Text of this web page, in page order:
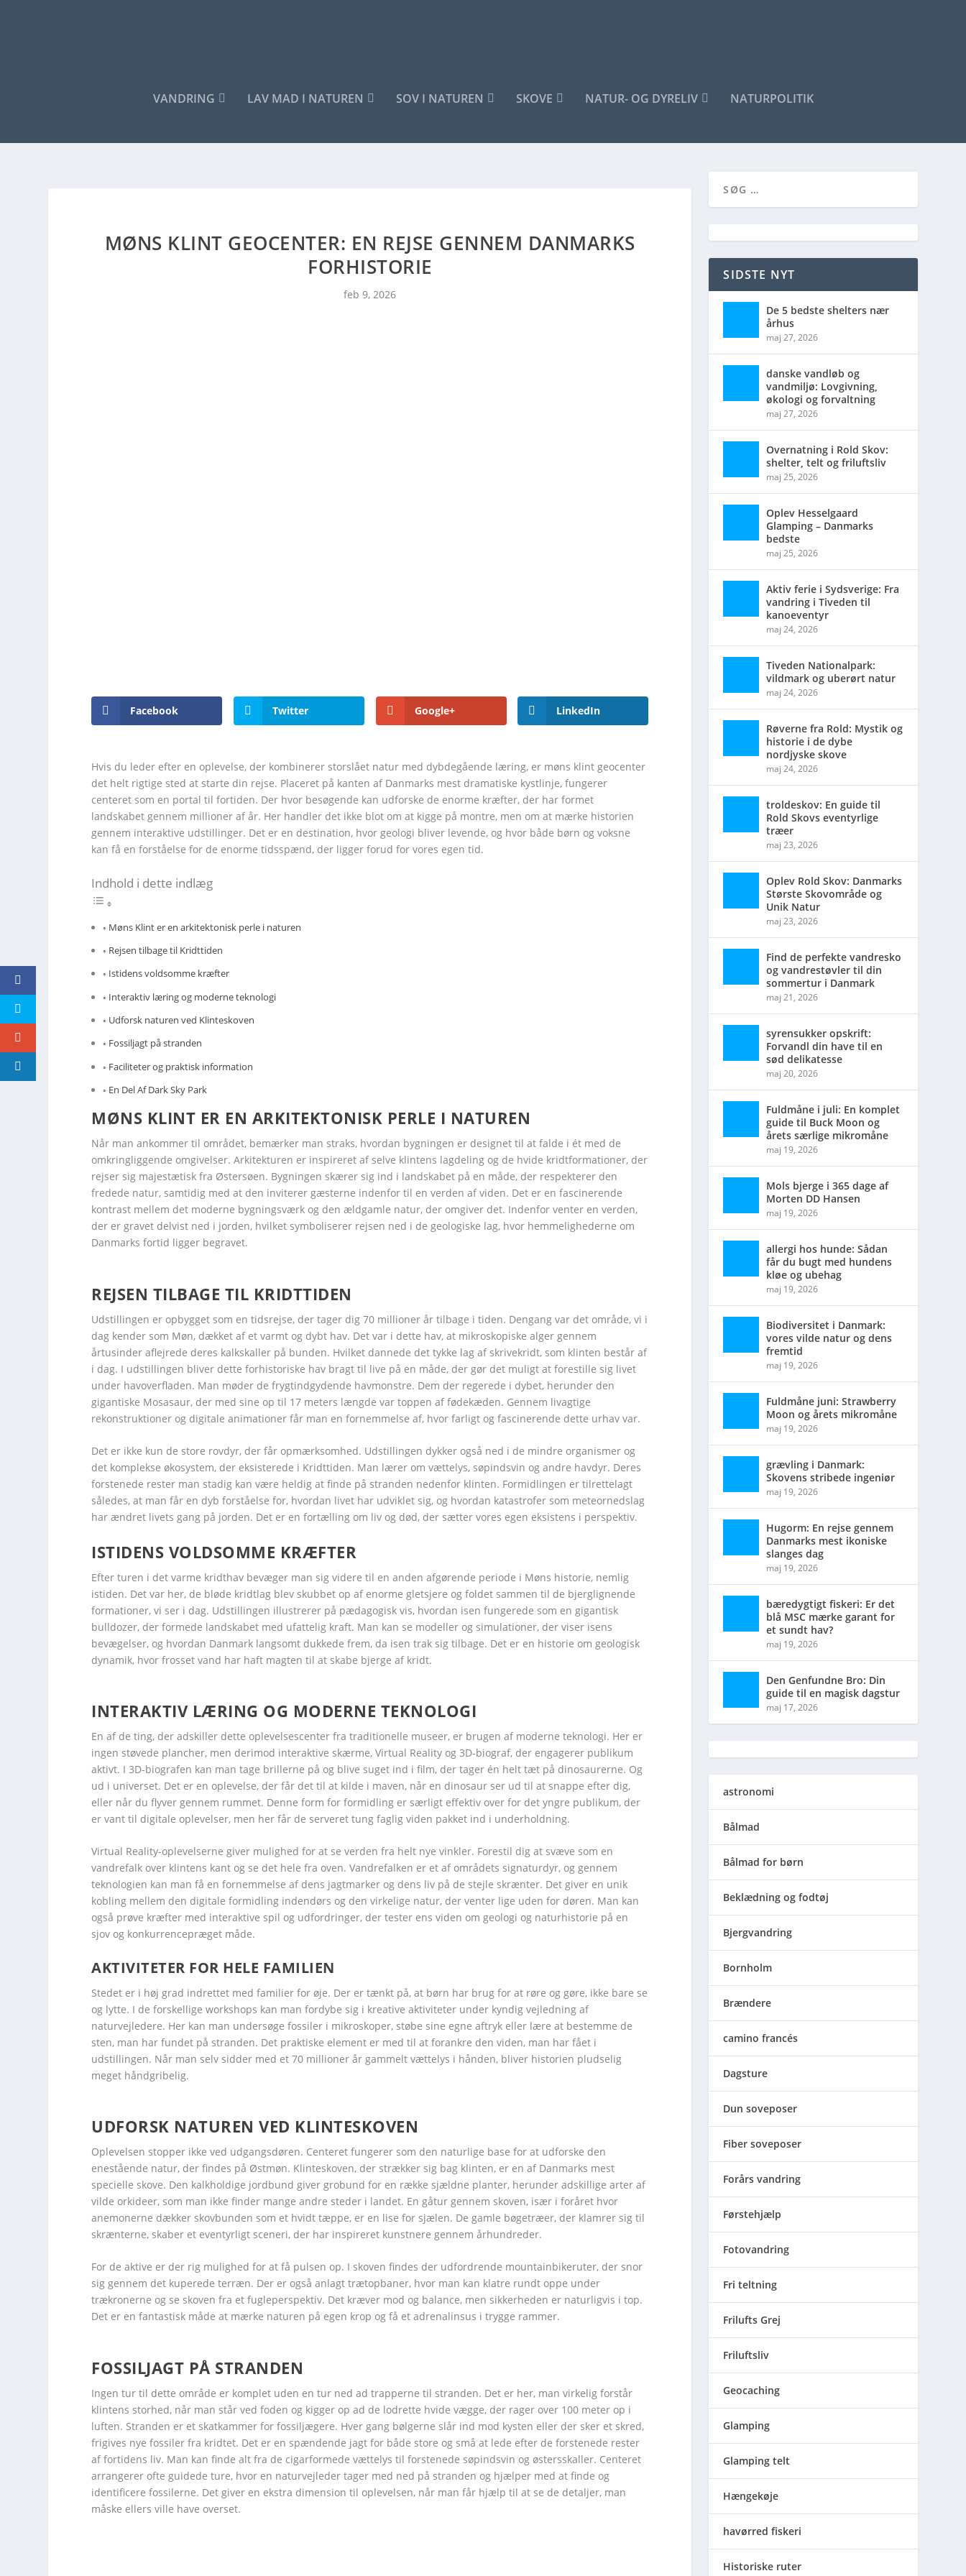
VANDRING LAV MAD I NATUREN SOV I NATUREN SKOVE NATUR- OG DYRELIV NATURPOLITIK
MØNS KLINT GEOCENTER: EN REJSE GENNEM DANMARKS
FORHISTORIE
feb 9, 2026
Facebook Twitter Google+ LinkedIn
Hvis du leder efter en oplevelse, der kombinerer storslået natur med dybdegående læring, er møns klint geocenter
det helt rigtige sted at starte din rejse. Placeret på kanten af Danmarks mest dramatiske kystlinje, fungerer
centeret som en portal til fortiden. Der hvor besøgende kan udforske de enorme kræfter, der har formet
landskabet gennem millioner af år. Her handler det ikke blot om at kigge på montre, men om at mærke historien
gennem interaktive udstillinger. Det er en destination, hvor geologi bliver levende, og hvor både børn og voksne
kan få en forståelse for de enorme tidsspænd, der ligger forud for vores egen tid.
Indhold i dette indlæg
Møns Klint er en arkitektonisk perle i naturen
Rejsen tilbage til Kridttiden
Istidens voldsomme kræfter
Interaktiv læring og moderne teknologi
Udforsk naturen ved Klinteskoven
Fossiljagt på stranden
Faciliteter og praktisk information
En Del Af Dark Sky Park
MØNS KLINT ER EN ARKITEKTONISK PERLE I NATUREN
Når man ankommer til området, bemærker man straks, hvordan bygningen er designet til at falde i ét med de
omkringliggende omgivelser. Arkitekturen er inspireret af selve klintens lagdeling og de hvide kridtformationer, der
rejser sig majestætisk fra Østersøen. Bygningen skærer sig ind i landskabet på en måde, der respekterer den
fredede natur, samtidig med at den inviterer gæsterne indenfor til en verden af viden. Det er en fascinerende
kontrast mellem det moderne bygningsværk og den ældgamle natur, der omgiver det. Indenfor venter en verden,
der er gravet delvist ned i jorden, hvilket symboliserer rejsen ned i de geologiske lag, hvor hemmelighederne om
Danmarks fortid ligger begravet.
Facebook Twitter Google+
Facebook Twitter Google+
Facebook Twitter Google+
Facebook Twitter Google+
Facebook Twitter Google+
Facebook Twitter Google+
REJSEN TILBAGE TIL KRIDTTIDEN
Udstillingen er opbygget som en tidsrejse, der tager dig 70 millioner år tilbage i tiden. Dengang var det område, vi i
dag kender som Møn, dækket af et varmt og dybt hav. Det var i dette hav, at mikroskopiske alger gennem
årtusinder aflejrede deres kalkskaller på bunden. Hvilket dannede det tykke lag af skrivekridt, som klinten består af
i dag. I udstillingen bliver dette forhistoriske hav bragt til live på en måde, der gør det muligt at forestille sig livet
under havoverfladen. Man møder de frygtindgydende havmonstre. Dem der regerede i dybet, herunder den
gigantiske Mosasaur, der med sine op til 17 meters længde var toppen af fødekæden. Gennem livagtige
rekonstruktioner og digitale animationer får man en fornemmelse af, hvor farligt og fascinerende dette urhav var.
Det er ikke kun de store rovdyr, der får opmærksomhed. Udstillingen dykker også ned i de mindre organismer og
det komplekse økosystem, der eksisterede i Kridttiden. Man lærer om vættelys, søpindsvin og andre havdyr. Deres
forstenede rester man stadig kan være heldig at finde på stranden nedenfor klinten. Formidlingen er tilrettelagt
således, at man får en dyb forståelse for, hvordan livet har udviklet sig, og hvordan katastrofer som meteornedslag
har ændret livets gang på jorden. Det er en fortælling om liv og død, der sætter vores egen eksistens i perspektiv.
ISTIDENS VOLDSOMME KRÆFTER
Efter turen i det varme kridthav bevæger man sig videre til en anden afgørende periode i Møns historie, nemlig
istiden. Det var her, de bløde kridtlag blev skubbet op af enorme gletsjere og foldet sammen til de bjerglignende
formationer, vi ser i dag. Udstillingen illustrerer på pædagogisk vis, hvordan isen fungerede som en gigantisk
bulldozer, der formede landskabet med ufattelig kraft. Man kan se modeller og simulationer, der viser isens
bevægelser, og hvordan Danmark langsomt dukkede frem, da isen trak sig tilbage. Det er en historie om geologisk
dynamik, hvor frosset vand har haft magten til at skabe bjerge af kridt.
Facebook Twitter Google+ LinkedIn
Facebook Twitter Google+ LinkedIn
Facebook Twitter Google+ LinkedIn
Facebook Twitter Google+ LinkedIn
Facebook Twitter Google+ LinkedIn
Facebook Twitter Google+ LinkedIn
INTERAKTIV LÆRING OG MODERNE TEKNOLOGI
En af de ting, der adskiller dette oplevelsescenter fra traditionelle museer, er brugen af moderne teknologi. Her er
ingen støvede plancher, men derimod interaktive skærme, Virtual Reality og 3D-biograf, der engagerer publikum
aktivt. I 3D-biografen kan man tage brillerne på og blive suget ind i film, der tager én helt tæt på dinosaurerne. Og
ud i universet. Det er en oplevelse, der får det til at kilde i maven, når en dinosaur ser ud til at snappe efter dig,
eller når du flyver gennem rummet. Denne form for formidling er særligt effektiv over for det yngre publikum, der
er vant til digitale oplevelser, men her får de serveret tung faglig viden pakket ind i underholdning.
Virtual Reality-oplevelserne giver mulighed for at se verden fra helt nye vinkler. Forestil dig at svæve som en
vandrefalk over klintens kant og se det hele fra oven. Vandrefalken er et af områdets signaturdyr, og gennem
teknologien kan man få en fornemmelse af dens jagtmarker og dens liv på de stejle skrænter. Det giver en unik
kobling mellem den digitale formidling indendørs og den virkelige natur, der venter lige uden for døren. Man kan
også prøve kræfter med interaktive spil og udfordringer, der tester ens viden om geologi og naturhistorie på en
sjov og konkurrencepræget måde.
AKTIVITETER FOR HELE FAMILIEN
Stedet er i høj grad indrettet med familier for øje. Der er tænkt på, at børn har brug for at røre og gøre, ikke bare se
og lytte. I de forskellige workshops kan man fordybe sig i kreative aktiviteter under kyndig vejledning af
naturvejledere. Her kan man undersøge fossiler i mikroskoper, støbe sine egne aftryk eller lære at bestemme de
sten, man har fundet på stranden. Det praktiske element er med til at forankre den viden, man har fået i
udstillingen. Når man selv sidder med et 70 millioner år gammelt vættelys i hånden, bliver historien pludselig
meget håndgribelig.
Facebook Twitter Google+ LinkedIn
Facebook Twitter Google+ LinkedIn
Facebook Twitter Google+ LinkedIn
Facebook Twitter Google+ LinkedIn
Facebook Twitter Google+ LinkedIn
Facebook Twitter Google+ LinkedIn
UDFORSK NATUREN VED KLINTESKOVEN
Oplevelsen stopper ikke ved udgangsdøren. Centeret fungerer som den naturlige base for at udforske den
enestående natur, der findes på Østmøn. Klinteskoven, der strækker sig bag klinten, er en af Danmarks mest
specielle skove. Den kalkholdige jordbund giver grobund for en række sjældne planter, herunder adskillige arter af
vilde orkideer, som man ikke finder mange andre steder i landet. En gåtur gennem skoven, især i foråret hvor
anemonerne dækker skovbunden som et hvidt tæppe, er en lise for sjælen. De gamle bøgetræer, der klamrer sig til
skrænterne, skaber et eventyrligt sceneri, der har inspireret kunstnere gennem århundreder.
For de aktive er der rig mulighed for at få pulsen op. I skoven findes der udfordrende mountainbikeruter, der snor
sig gennem det kuperede terræn. Der er også anlagt trætopbaner, hvor man kan klatre rundt oppe under
trækronerne og se skoven fra et fugleperspektiv. Det kræver mod og balance, men sikkerheden er naturligvis i top.
Det er en fantastisk måde at mærke naturen på egen krop og få et adrenalinsus i trygge rammer.
Facebook Twitter
Facebook Twitter
Facebook Twitter
Facebook Twitter
Facebook Twitter
Facebook Twitter
FOSSILJAGT PÅ STRANDEN
Ingen tur til dette område er komplet uden en tur ned ad trapperne til stranden. Det er her, man virkelig forstår
klintens storhed, når man står ved foden og kigger op ad de lodrette hvide vægge, der rager over 100 meter op i
luften. Stranden er et skatkammer for fossiljægere. Hver gang bølgerne slår ind mod kysten eller der sker et skred,
frigives nye fossiler fra kridtet. Det er en spændende jagt for både store og små at lede efter de forstenede rester
af fortidens liv. Man kan finde alt fra de cigarformede vættelys til forstenede søpindsvin og østersskaller. Centeret
arrangerer ofte guidede ture, hvor en naturvejleder tager med ned på stranden og hjælper med at finde og
identificere fossilerne. Det giver en ekstra dimension til oplevelsen, når man får hjælp til at se de detaljer, man
måske ellers ville have overset.
SIDSTE NYT
De 5 bedste shelters nær
århus
maj 27, 2026
danske vandløb og
vandmiljø: Lovgivning,
økologi og forvaltning
maj 27, 2026
Overnatning i Rold Skov:
shelter, telt og friluftsliv
maj 25, 2026
Oplev Hesselgaard
Glamping – Danmarks
bedste
maj 25, 2026
Aktiv ferie i Sydsverige: Fra
vandring i Tiveden til
kanoeventyr
maj 24, 2026
Tiveden Nationalpark:
vildmark og uberørt natur
maj 24, 2026
Røverne fra Rold: Mystik og
historie i de dybe
nordjyske skove
maj 24, 2026
troldeskov: En guide til
Rold Skovs eventyrlige
træer
maj 23, 2026
Oplev Rold Skov: Danmarks
Største Skovområde og
Unik Natur
maj 23, 2026
Find de perfekte vandresko
og vandrestøvler til din
sommertur i Danmark
maj 21, 2026
syrensukker opskrift:
Forvandl din have til en
sød delikatesse
maj 20, 2026
Fuldmåne i juli: En komplet
guide til Buck Moon og
årets særlige mikromåne
maj 19, 2026
Mols bjerge i 365 dage af
Morten DD Hansen
maj 19, 2026
allergi hos hunde: Sådan
får du bugt med hundens
kløe og ubehag
maj 19, 2026
Biodiversitet i Danmark:
vores vilde natur og dens
fremtid
maj 19, 2026
Fuldmåne juni: Strawberry
Moon og årets mikromåne
maj 19, 2026
grævling i Danmark:
Skovens stribede ingeniør
maj 19, 2026
Hugorm: En rejse gennem
Danmarks mest ikoniske
slanges dag
maj 19, 2026
bæredygtigt fiskeri: Er det
blå MSC mærke garant for
et sundt hav?
maj 19, 2026
Den Genfundne Bro: Din
guide til en magisk dagstur
maj 17, 2026
astronomi
Bålmad
Bålmad for børn
Beklædning og fodtøj
Bjergvandring
Bornholm
Brændere
camino francés
Dagsture
Dun soveposer
Fiber soveposer
Forårs vandring
Førstehjælp
Fotovandring
Fri teltning
Frilufts Grej
Friluftsliv
Geocaching
Glamping
Glamping telt
Hængekøje
havørred fiskeri
Historiske ruter